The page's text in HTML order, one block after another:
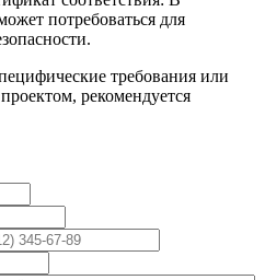
потребоваться для
требования или
рекомендуется